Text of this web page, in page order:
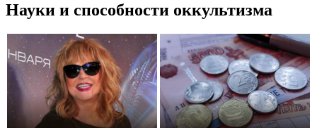
Науки и способности оккультизма